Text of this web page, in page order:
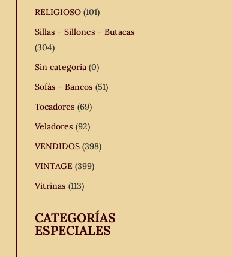
RELIGIOSO (101)
Sillas - Sillones - Butacas
(304)
Sin categoría (0)
Sofás - Bancos (51)
Tocadores (69)
Veladores (92)
VENDIDOS (398)
VINTAGE (399)
Vitrinas (113)
CATEGORÍAS
ESPECIALES